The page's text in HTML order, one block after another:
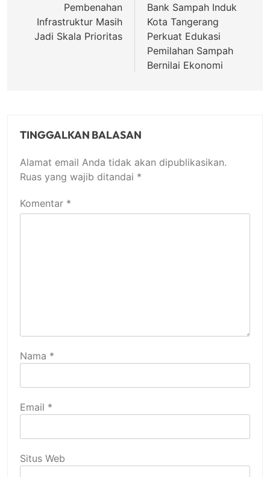
Pembenahan
Infrastruktur Masih
Jadi Skala Prioritas
Bank Sampah Induk
Kota Tangerang
Perkuat Edukasi
Pemilahan Sampah
Bernilai Ekonomi
TINGGALKAN BALASAN
Alamat email Anda tidak akan dipublikasikan.
Ruas yang wajib ditandai *
Komentar *
Nama *
Email *
Situs Web